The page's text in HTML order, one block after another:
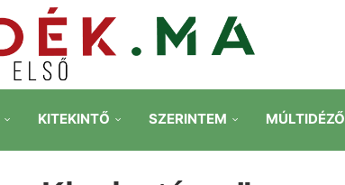
KITEKINTŐ SZERINTEM MÚLTIDÉZŐ